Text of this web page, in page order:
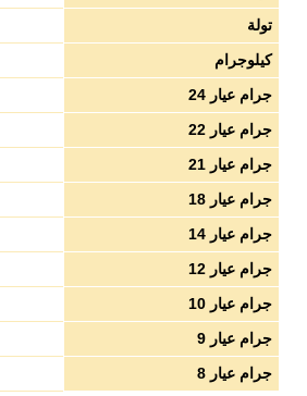
تولة
كيلوجرام
جرام عيار 24
جرام عيار 22
جرام عيار 21
جرام عيار 18
جرام عيار 14
جرام عيار 12
جرام عيار 10
جرام عيار 9
جرام عيار 8